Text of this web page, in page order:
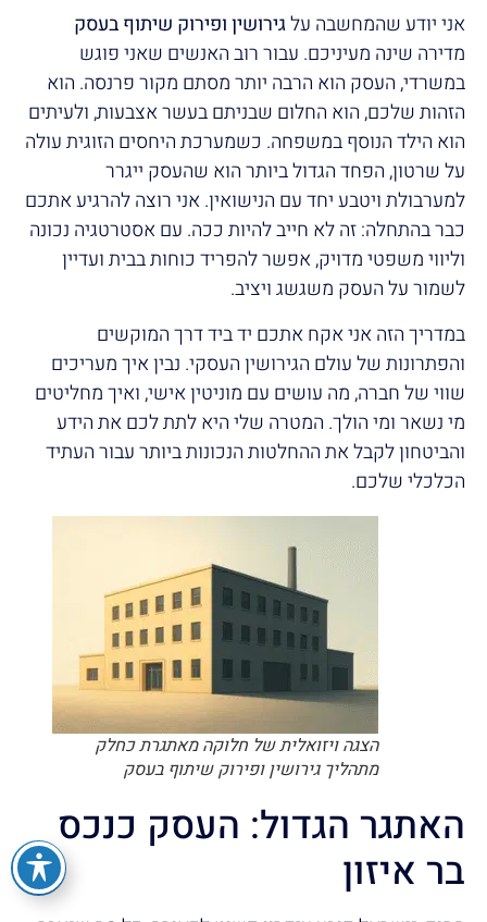
אני יודע שהמחשבה עלגירושין ופירוק שיתוף בעסק
מדירה שינה מעיניכם. עבור רוב האנשים שאני פוגש
במשרדי, העסק הוא הרבה יותר מסתם מקור פרנסה. הוא
הזהות שלכם, הוא החלום שבניתם בעשר אצבעות, ולעיתים
הוא הילד הנוסף במשפחה. כשמערכת היחסים הזוגית עולה
על שרטון, הפחד הגדול ביותר הוא שהעסק ייגרר
למערבולת ויטבע יחד עם הנישואין. אני רוצה להרגיע אתכם
כבר בהתחלה: זה לא חייב להיות ככה. עם אסטרטגיה נכונה
וליווי משפטי מדויק, אפשר להפריד כוחות בבית ועדיין
לשמור על העסק משגשג ויציב.
במדריך הזה אני אקח אתכם יד ביד דרך המוקשים
והפתרונות של עולם הגירושין העסקי. נבין איך מעריכים
שווי של חברה, מה עושים עם מוניטין אישי, ואיך מחליטים
מי נשאר ומי הולך. המטרה שלי היא לתת לכם את הידע
והביטחון לקבל את ההחלטות הנכונות ביותר עבור העתיד
הכלכלי שלכם.
הצגה ויזואלית של חלוקה מאתגרת כחלק
מתהליך גירושין ופירוק שיתוף בעסק
האתגר הגדול: העסק כנכס
בר איזון